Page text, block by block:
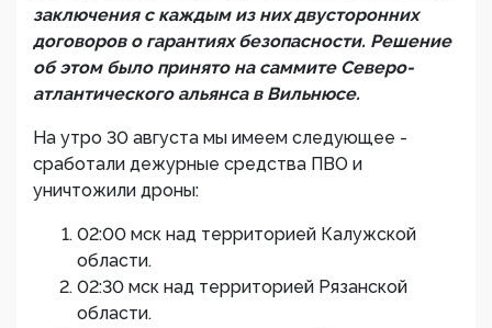
заключения с каждым из них двусторонних
договоров о гарантиях безопасности. Решение
об этом было принято на саммите Северо-
атлантического альянса в Вильнюсе.
На утро 30 августа мы имеем следующее -
сработали дежурные средства ПВО и
уничтожили дроны:
02:00 мск над территорией Калужской
области.
02:30 мск над территорией Рязанской
области.